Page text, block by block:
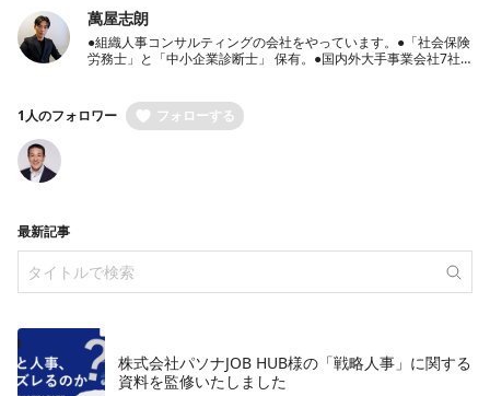
萬屋志朗
●組織人事コンサルティングの会社をやっています。●「社会保険
労務士」と「中小企業診断士」 保有。●国内外大手事業会社7社
ップ支援
1人のフォロワー フォローする
最新記事
株式会社パソナJOB HUB様の「戦略人事」に関する
資料を監修いたしました